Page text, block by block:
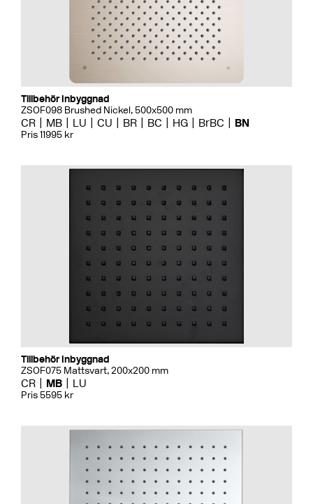
Tillbehör Inbyggnad
ZSOF098 Brushed Nickel, 500x500 mm
CR MB LU CU BR BC HG BrBC BN
Pris 11995 kr
Tillbehör Inbyggnad
ZSOF075 Mattsvart, 200x200 mm
CR MB LU
Pris 5595 kr